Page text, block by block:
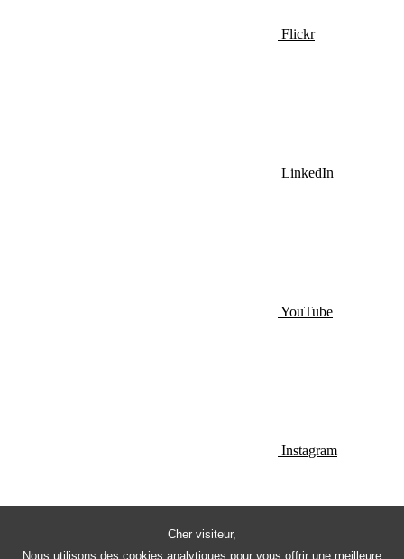
Cher visiteur,
Nous utilisons des cookies analytiques pour vous offrir une meilleure
Flickr
LinkedIn
YouTube
Instagram